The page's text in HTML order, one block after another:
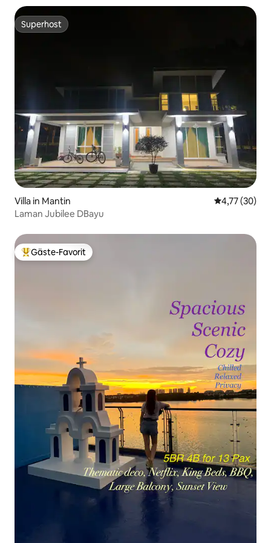
Superhost
Superhost
Villa in Mantin
4,77 (30)
Laman Jubilee DBayu
Beliebter Gäste-Favorit.
Gäste-Favorit